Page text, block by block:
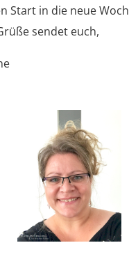
Start in die neue
sendet euch,